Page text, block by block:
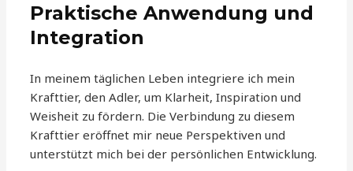
Praktische Anwendung und
Integration
In meinem täglichen Leben integriere ich mein
Krafttier, den Adler, um Klarheit, Inspiration und
Weisheit zu fördern. Die Verbindung zu diesem
Krafttier eröffnet mir neue Perspektiven und
unterstützt mich bei der persönlichen Entwicklung.